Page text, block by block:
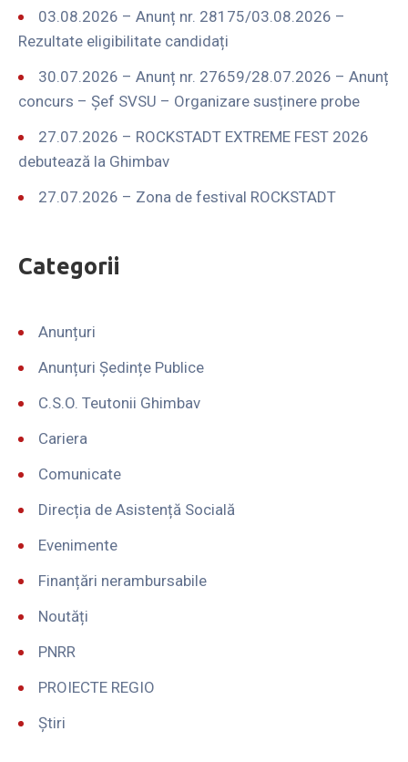
03.08.2026 – Anunț nr. 28175/03.08.2026 –
Rezultate eligibilitate candidați
30.07.2026 – Anunț nr. 27659/28.07.2026 – Anunț
concurs – Șef SVSU – Organizare susținere probe
27.07.2026 – ROCKSTADT EXTREME FEST 2026
debutează la Ghimbav
27.07.2026 – Zona de festival ROCKSTADT
Categorii
Anunțuri
Anunțuri Ședințe Publice
C.S.O. Teutonii Ghimbav
Cariera
Comunicate
Direcția de Asistență Socială
Evenimente
Finanțări nerambursabile
Noutăți
PNRR
PROIECTE REGIO
Știri